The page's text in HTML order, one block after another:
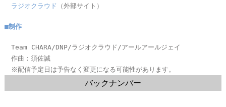
ラジオクラウド （外部サイト）
■制作
Team CHARA/DNP/ラジオクラウド/アールアールジェイ
作曲：須佐誠
※配信予定日は予告なく変更になる可能性があります。
バックナンバー